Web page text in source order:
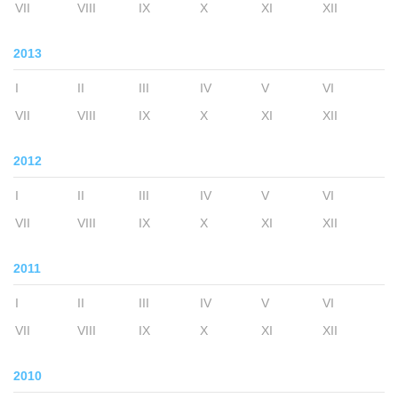
VII
VIII IX X XI XII
2013
I II III IV V
VI
VII
VIII IX X XI XII
2012
I II III IV V
VI
VII
VIII IX X XI XII
2011
I II III IV V
VI
VII
VIII IX X XI XII
2010